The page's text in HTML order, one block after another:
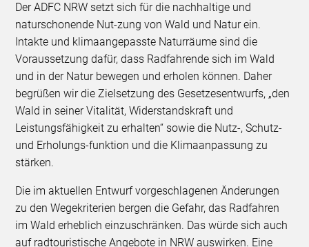
Der ADFC NRW setzt sich für die nachhaltige und
naturschonende Nut-zung von Wald und Natur ein.
Intakte und klimaangepasste Naturräume sind die
Voraussetzung dafür, dass Radfahrende sich im Wald
und in der Natur bewegen und erholen können. Daher
begrüßen wir die Zielsetzung des Gesetzesentwurfs, „den
Wald in seiner Vitalität, Widerstandskraft und
Leistungsfähigkeit zu erhalten“ sowie die Nutz-, Schutz-
und Erholungs-funktion und die Klimaanpassung zu
stärken.
Die im aktuellen Entwurf vorgeschlagenen Änderungen
zu den Wegekriterien bergen die Gefahr, das Radfahren
im Wald erheblich einzuschränken. Das würde sich auch
auf radtouristische Angebote in NRW auswirken. Eine